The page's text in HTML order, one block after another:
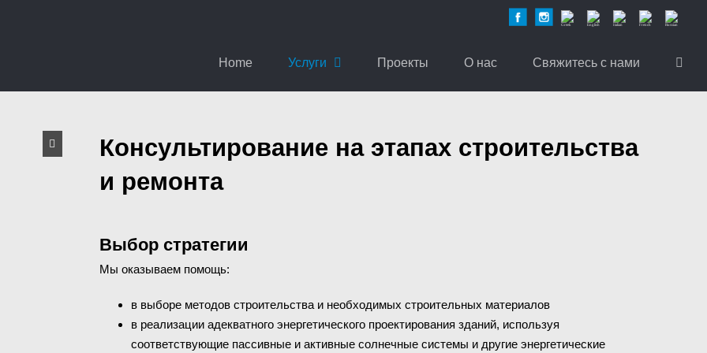
Facebook Instagram Greek English Italian French Russian
Home Услуги Проекты О нас Свяжитесь с нами
Консультирование на этапах строительства
и ремонта
Выбор стратегии
Мы оказываем помощь:
в выборе методов строительства и необходимых строительных материалов
в реализации адекватного энергетического проектирования зданий, используя
соответствующие пассивные и активные солнечные системы и другие энергетические